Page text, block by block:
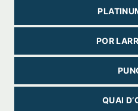
POR
QUAI